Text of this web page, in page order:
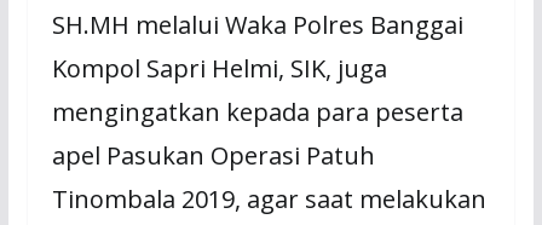
SH.MH melalui Waka Polres Banggai
Kompol Sapri Helmi, SIK, juga
mengingatkan kepada para peserta
apel Pasukan Operasi Patuh
Tinombala 2019, agar saat melakukan